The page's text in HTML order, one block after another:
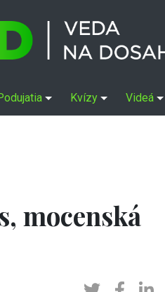
Kvízy Videá
mocenská